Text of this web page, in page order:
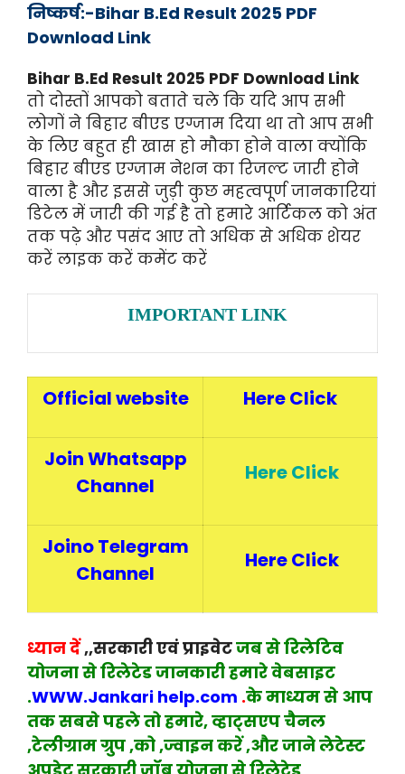
निष्कर्ष:-Bihar B.Ed Result 2025 PDF
Download Link
Bihar B.Ed Result 2025 PDF Download Link
तो दोस्तों आपको बताते चले कि यदि आप सभी
लोगों ने बिहार बीएड एग्जाम दिया था तो आप सभी
के लिए बहुत ही खास हो मौका होने वाला क्योंकि
बिहार बीएड एग्जाम नेशन का रिजल्ट जारी होने
वाला है और इससे जुड़ी कुछ महत्वपूर्ण जानकारियां
डिटेल में जारी की गई है तो हमारे आर्टिकल को अंत
तक पढ़े और पसंद आए तो अधिक से अधिक शेयर
करें लाइक करें कमेंट करें
IMPORTANT LINK
Official website Here Click
Join Whatsapp
Channel
Here Click
Joino Telegram
Channel
Here Click
ध्यान दें,,सरकारी एवं प्राइवेटजब से रिलेटिव
योजना से रिलेटेड जानकारी हमारे वेबसाइट
.WWW.Jankari help.com .के माध्यम से आप
तक सबसे पहले तो हमारे, व्हाट्सएप चैनल
,टेलीग्राम ग्रुप ,को ,ज्वाइन करें ,और जाने लेटेस्ट